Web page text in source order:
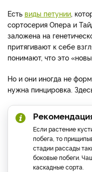
Есть виды петунии,
сортосерия Опера и
заложена на
притягивают к себе
понимают, что это
Но и они иногда не
нужна пинцировка.
Если растение
побега, то
стадии рассады
боковые побеги.
каскадные сорта.